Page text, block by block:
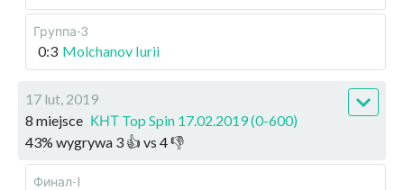
Группа-3
0:3 Molchanov Iurii
17 lut, 2019
8 miejsce КНТ Top Spin 17.02.2019 (0-600)
43% wygrywa 3 👍 vs 4👎
Финал-I